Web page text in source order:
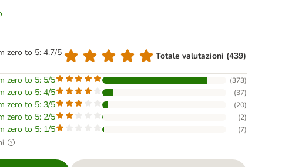
zero to 5: 4.7/5 Totale valutazioni (439)
zero to 5: 5/5 (373)
zero to 5: 4/5 (37)
zero to 5: 3/5 (20)
zero to 5: 2/5 (2)
zero to 5: 1/5 (7)